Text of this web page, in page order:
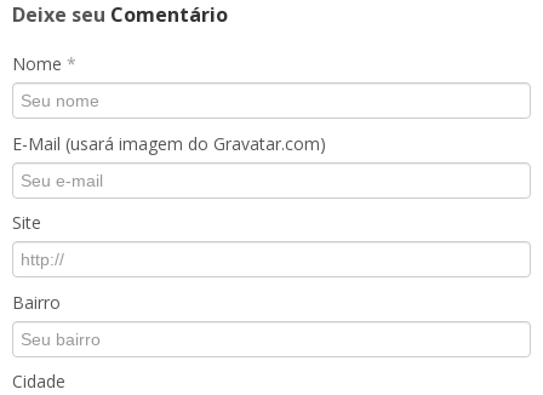
Deixe seu Comentário
Nome *
E-Mail (usará imagem do Gravatar.com)
Site
Bairro
Cidade